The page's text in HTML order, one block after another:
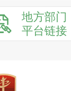
地方部门
平台链接